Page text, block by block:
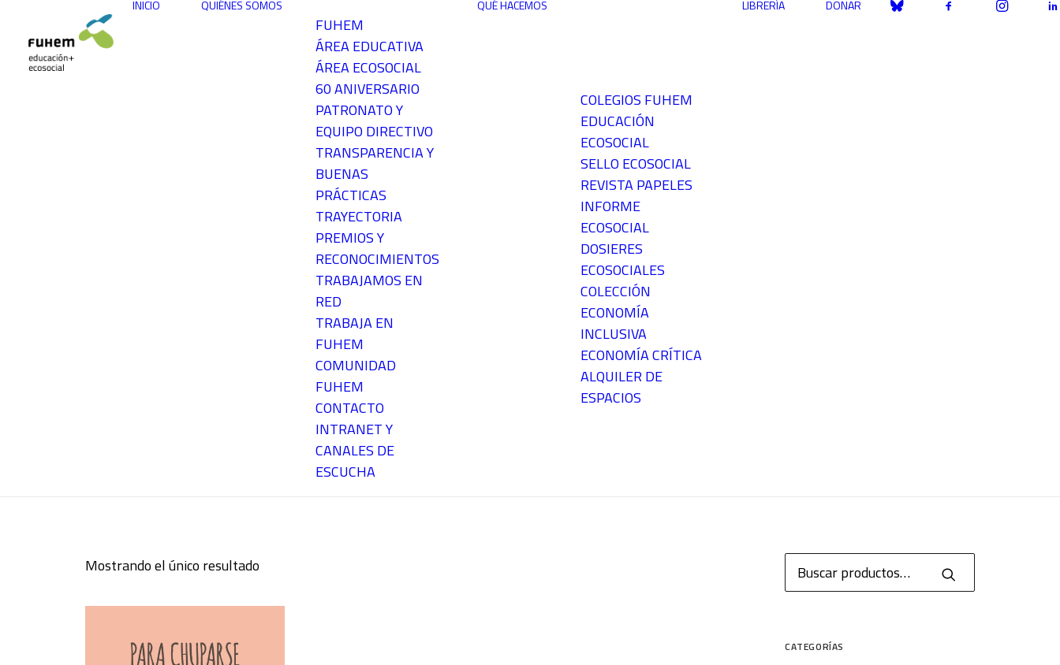
INICIO QUIÉNES SOMOS
FUHEM
ÁREA EDUCATIVA
ÁREA ECOSOCIAL
60 ANIVERSARIO
PATRONATO Y
EQUIPO DIRECTIVO
TRANSPARENCIA Y
BUENAS
PRÁCTICAS
TRAYECTORIA
PREMIOS Y
RECONOCIMIENTOS
TRABAJAMOS EN
RED
TRABAJA EN
FUHEM
COMUNIDAD
FUHEM
CONTACTO
INTRANET Y
CANALES DE
ESCUCHA
QUÉ HACEMOS
COLEGIOS FUHEM
EDUCACIÓN
ECOSOCIAL
SELLO ECOSOCIAL
REVISTA PAPELES
INFORME
ECOSOCIAL
DOSIERES
ECOSOCIALES
COLECCIÓN
ECONOMÍA
INCLUSIVA
ECONOMÍA CRÍTICA
ALQUILER DE
ESPACIOS
LIBRERÍA DONAR
Mostrando el único resultado
Buscar
por:
CATEGORÍAS